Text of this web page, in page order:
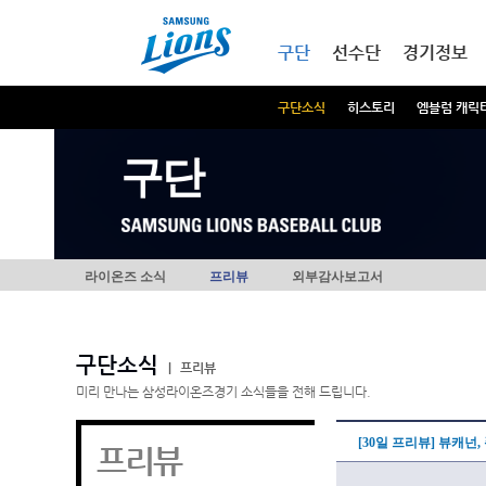
구단
구단소식 히스토리 엠블럼 캐릭
선수단 경기정보
구단
라이온즈 소식 프리뷰 외부감사보고서
구단소식
프리뷰
미리 만나는 삼성라이온즈경기 소식들을 전해 드립니다.
프리뷰 [30일 프리뷰] 뷰캐넌